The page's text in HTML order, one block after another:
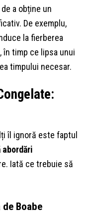
a obține un
De exemplu,
la fierberea
în timp ce lipsa unui
timpului necesar.
îl ignoră este faptul
Iată ce trebuie să
Boabe